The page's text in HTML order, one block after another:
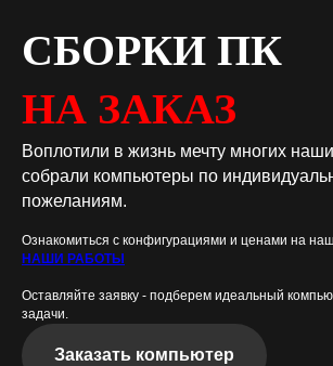
СБОРКИ ПК
НА ЗАКАЗ
Воплотили в жизнь мечту многих
собрали компьютеры по
пожеланиям.
Ознакомиться с конфигурациями и ценами на
НАШИ РАБОТЫ
Оставляйте заявку - подберем идеальный
задачи.
Заказать компьютер